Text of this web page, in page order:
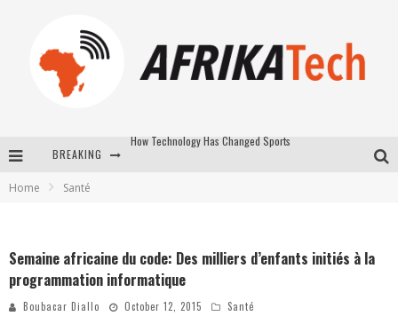
BREAKING
How Technology Has Changed Sports
Home Santé
Semaine africaine du code: Des milliers d’enfants initiés à la
programmation informatique
Boubacar Diallo October 12, 2015 Santé